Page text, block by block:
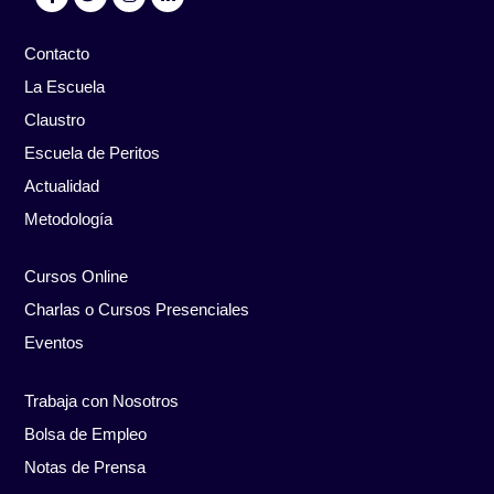
Contacto
La Escuela
Claustro
Escuela de Peritos
Actualidad
Metodología
Cursos Online
Charlas o Cursos Presenciales
Eventos
Trabaja con Nosotros
Bolsa de Empleo
Notas de Prensa